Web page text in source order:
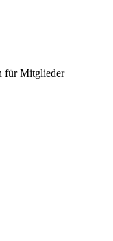
für Mitglieder